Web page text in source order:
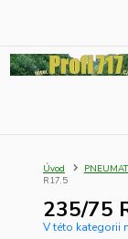
Úvod
R17.5
235/75
V této kategorii